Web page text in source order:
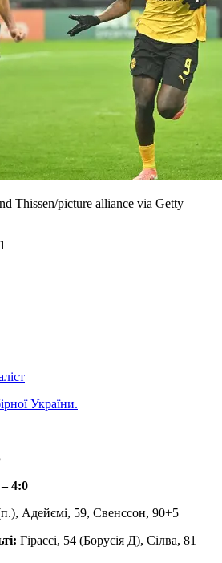
Thissen/picture alliance via Getty
України.
4:0
Адейємі, 59, Свенссон, 90+5
Гірассі, 54 (Борусія Д), Сілва, 81